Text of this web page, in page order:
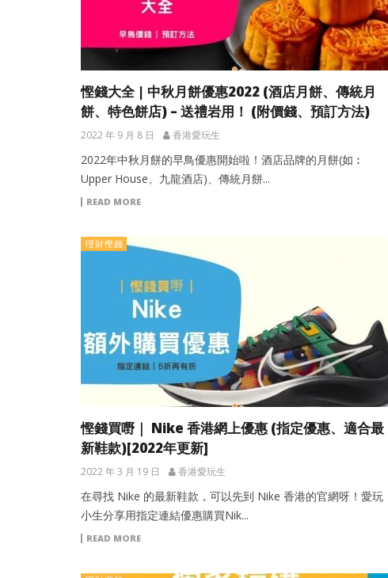
慳錢大全 | 中秋月餅優惠2022 (酒店月餅、傳統月
餅、特色餅店) – 送禮岩用！ (附價錢、預訂方法)
2022 年 9 月 8 日 香港愛玩生
2022年中秋月餅的早鳥優惠開始啦！酒店品牌的月餅(如︰
Upper House、九龍酒店)、傳統月餅...
READ MORE
理財慳錢
慳錢買嘢｜ Nike 香港網上優惠 (指定優惠、適合最
新鞋款)[2022年更新]
2022 年 3 月 19 日 香港愛玩生
在尋找 Nike 的最新鞋款，可以先到 Nike 香港的官網呀！愛玩
小生分享用指定連結優惠購買Nik...
READ MORE